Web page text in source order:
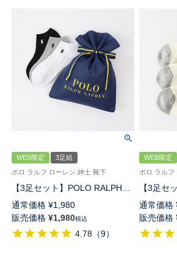
WEB限定
3足組
ポロ ラルフ ローレン 紳士 靴下
【3足セット】POLO RALPH
LAUREN 足底パイル アーチサ
ポート ワンポイント スニーカ
ー丈 ソックス メンズ
92009912
通常価格 ¥1,980
販売価格 ¥1,980税込
4.78 （9）
WEB限定
ポロ ラルフ
【3足セ
LAUREN
ル アーチ
ト ショー
通常価格
販売価格